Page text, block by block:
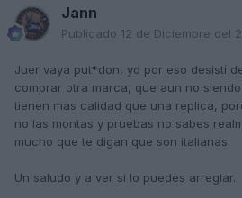
Jann
Publicado 12 de Diciembre del
Juer vaya put*don, yo por eso desistí
comprar otra marca, que aun no
tienen mas calidad que una replica,
no las montas y pruebas no sabes
mucho que te digan que son italianas.
Un saludo y a ver si lo puedes arreglar.